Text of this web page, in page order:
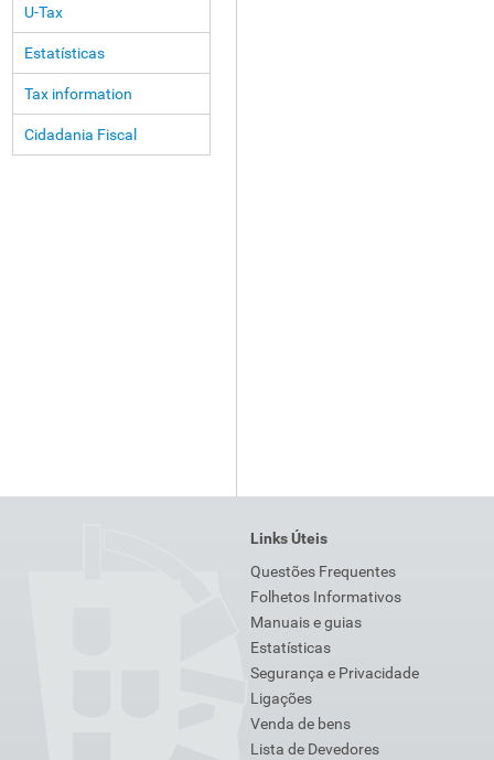
U-Tax
Estatísticas
Tax information
Cidadania Fiscal
Links Úteis
Questões Frequentes
Folhetos Informativos
Manuais e guias
Estatísticas
Segurança e Privacidade
Ligações
Venda de bens
Lista de Devedores